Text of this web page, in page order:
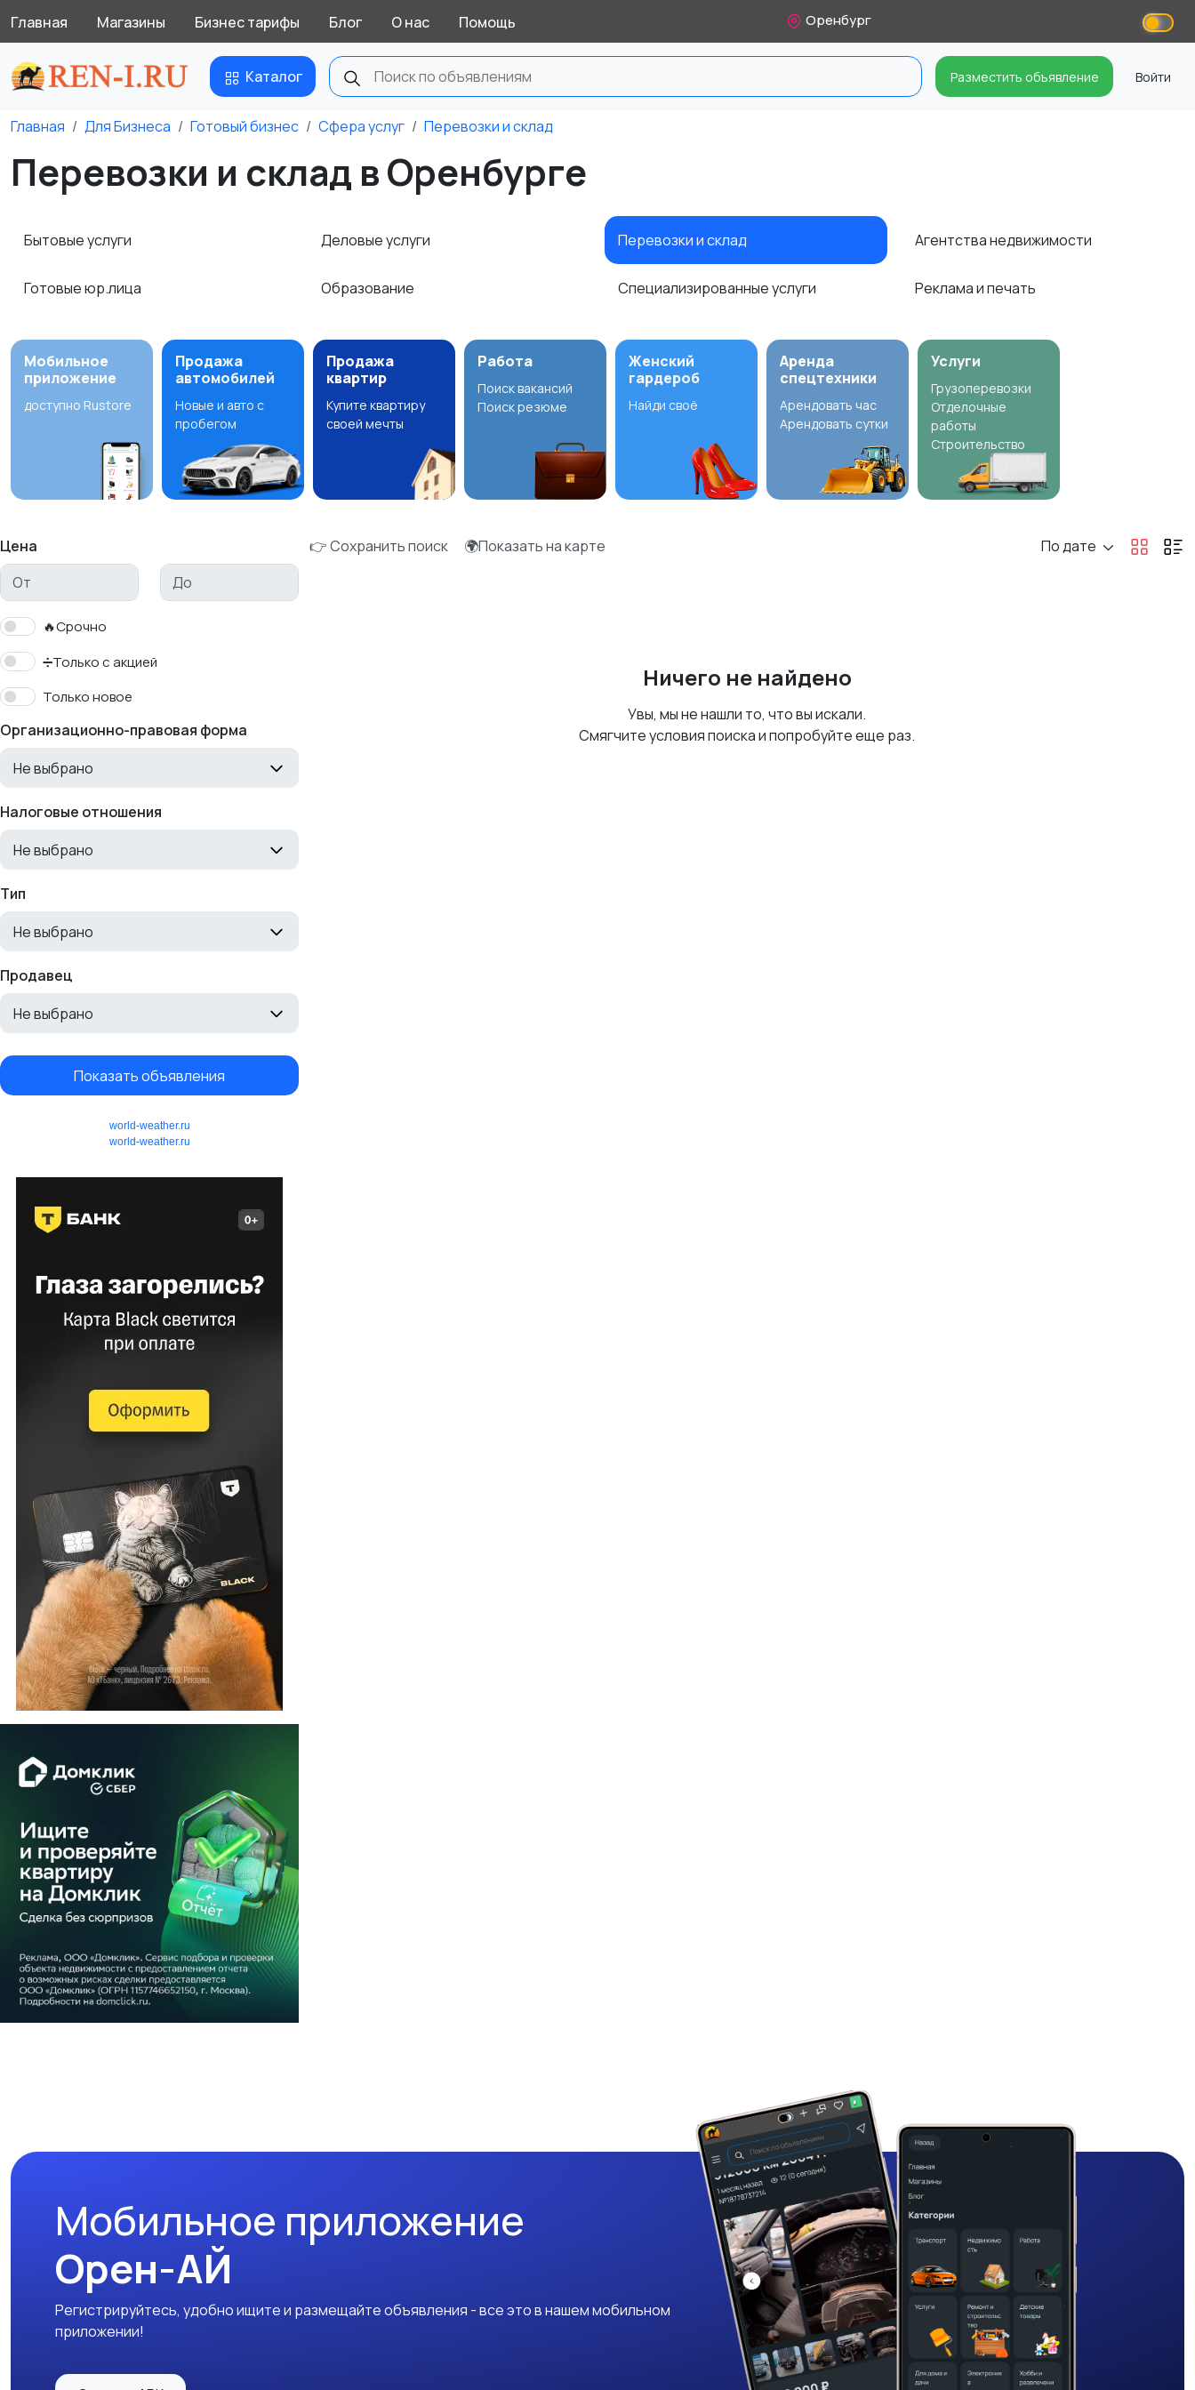
Главная Магазины Бизнес тарифы Блог О нас Помощь Оренбург
Каталог Разместить объявление Войти
Главная Для Бизнеса Готовый бизнес Сфера услуг Перевозки и склад
Перевозки и склад в Оренбурге
Бытовые услуги
Готовые юр.лица
Деловые услуги
Образование
Перевозки и склад
Специализированные услуги
Агентства недвижимости
Реклама и печать
Мобильное
приложение
доступно Rustore
Продажа
автомобилей
Новые и авто с
пробегом
Продажа
квартир
Купите квартиру
своей мечты
Работа
Поиск вакансий
Поиск резюме
Женский
гардероб
Найди своё
Аренда
спецтехники
Арендовать час
Арендовать сутки
Услуги
Грузоперевозки
Отделочные
работы
Строительство
Цена
🔥Срочно
➗Только с акцией
Только новое
Организационно-правовая форма
Не выбрано
Налоговые отношения
Не выбрано
Тип
Не выбрано
Продавец
Не выбрано
Показать объявления
world-weather.ru
world-weather.ru
👉 Сохранить поиск 🌍Показать на карте По дате
Ничего не найдено
Увы, мы не нашли то, что вы искали.
Смягчите условия поиска и попробуйте еще раз.
Мобильное приложение
Орен-АЙ
Регистрируйтесь, удобно ищите и размещайте объявления - все это в нашем мобильном
приложении!